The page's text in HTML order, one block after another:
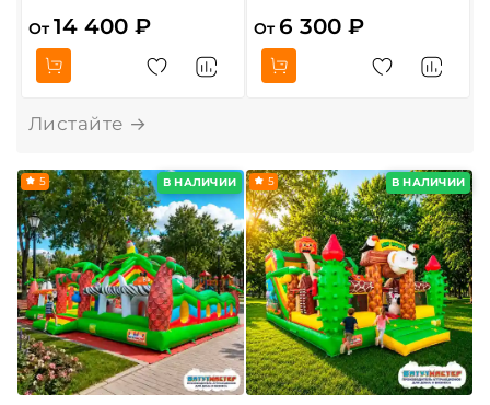
От 14 400 ₽ От 6 300 ₽
В НАЛИЧИИ
5 В НАЛИЧИИ
5